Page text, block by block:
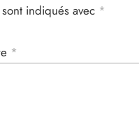
indiqués avec *
*